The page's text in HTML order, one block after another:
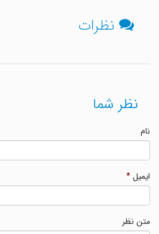
نظرات
نظر شما
ایمیل*
متن نظر